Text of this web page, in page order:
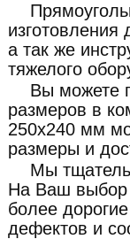
а так же
тяжелого
Вы можете
размеров в
250x240 мм
размеры и
Мы
На Ваш выбор
более
дефектов и